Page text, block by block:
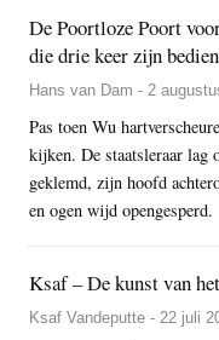
De Poortloze Poort
die drie keer zijn
Hans van Dam - 2
Pas toen Wu
kijken. De staatsleraar lag
geklemd, zijn hoofd
en ogen wijd opengesperd.
Ksaf – De kunst van
Ksaf Vandeputte - 22 juli